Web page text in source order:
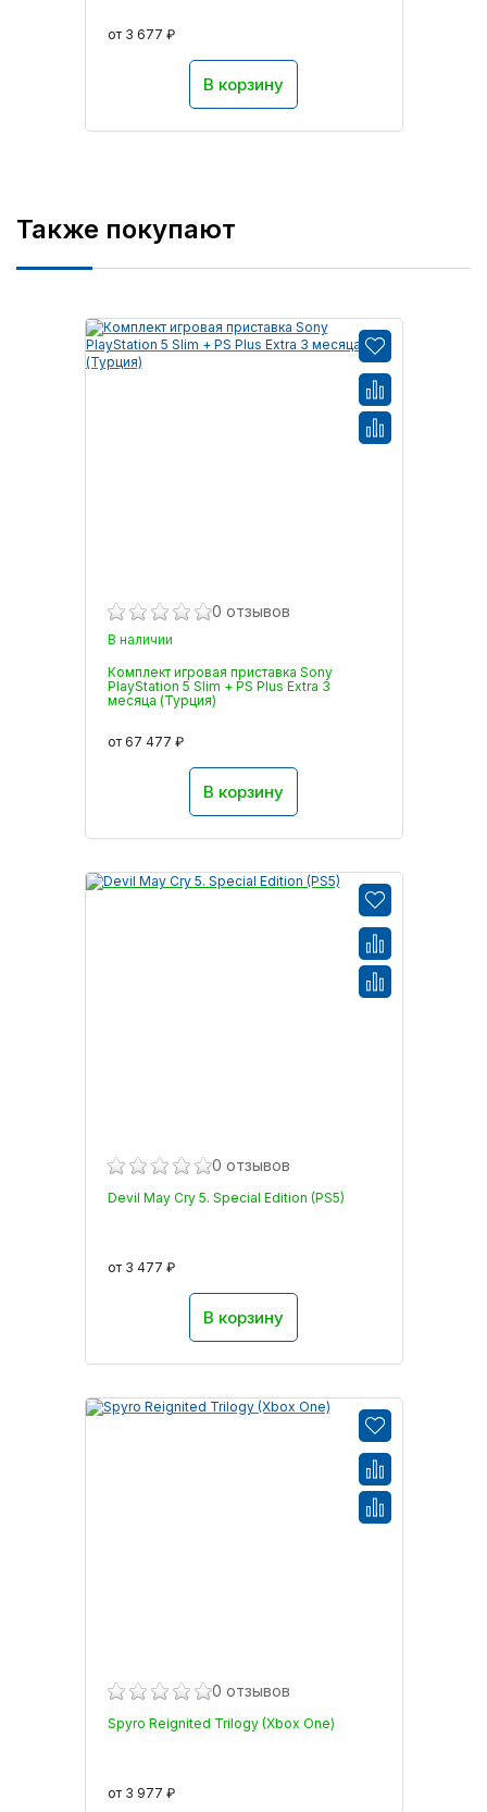
от 3 677 ₽
В корзину
Также покупают
0 отзывов
В наличии
Комплект игровая приставка Sony
PlayStation 5 Slim + PS Plus Extra 3
месяца (Турция)
от 67 477 ₽
В корзину
0 отзывов
Devil May Cry 5. Special Edition (PS5)
от 3 477 ₽
В корзину
0 отзывов
Spyro Reignited Trilogy (Xbox One)
от 3 977 ₽